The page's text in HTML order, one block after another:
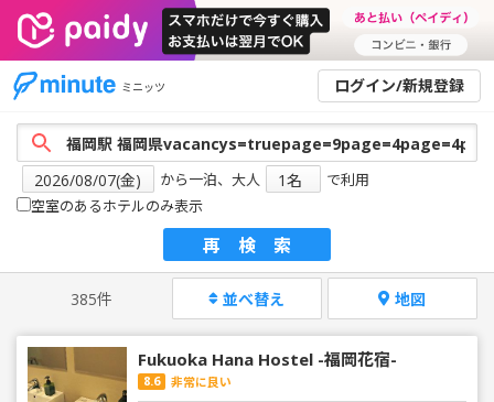
ミニッツ ログイン/新規登録
から一泊、大人
で利用
空室のあるホテルのみ表示
再検索
385件 並べ替え 地図
Fukuoka Hana Hostel -福岡花宿-
8.6 非常に良い